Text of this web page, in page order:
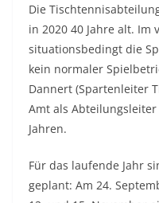
Die
in 2020 40 Jahre alt. Im
situationsbedingt die
kein normaler
Dannert (Spartenleiter
Amt als
Jahren.
Für das laufende Jahr
geplant: Am 24.